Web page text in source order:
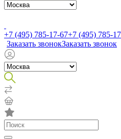
+7 (495) 785-17-67+7 (495) 785-
Заказать звонокЗаказать звонок